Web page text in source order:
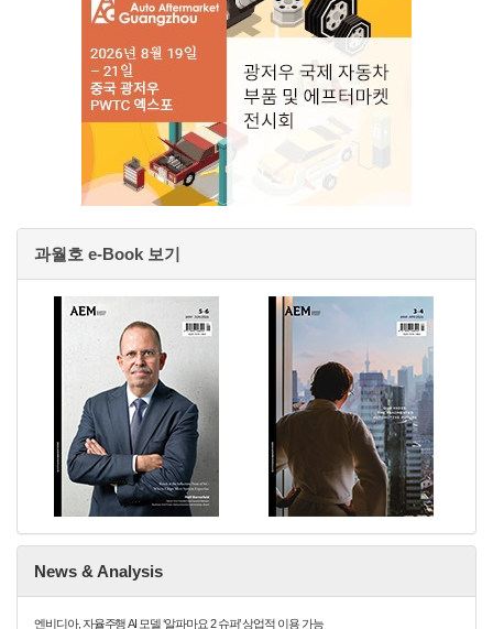
과월호 e-Book 보기
News & Analysis
엔비디아, 자율주행 AI 모델 ‘알파마요 2 슈퍼’ 상업적 이용 가능